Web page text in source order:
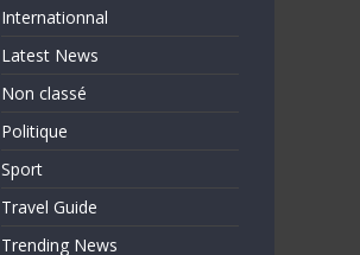
Internationnal
Latest News
Non classé
Politique
Sport
Travel Guide
Trending News